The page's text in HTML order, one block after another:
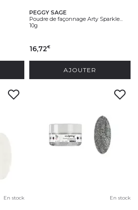
PEGGY SAGE
Poudre de façonnage Arty Sparkle...
10g
16,72€
AJOUTER
En stock En stock